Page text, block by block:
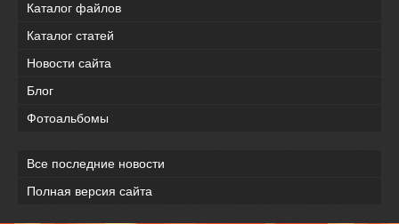
Каталог файлов
Каталог статей
Новости сайта
Блог
Фотоальбомы
Все последние новости
Полная версия сайта